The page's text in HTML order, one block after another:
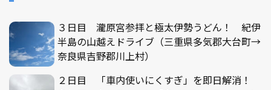
３日目 瀧原宮参拝と極太伊勢うどん！ 紀伊
半島の山越えドライブ（三重県多気郡大台町→
奈良県吉野郡川上村）
２日目 「車内使いにくすぎ」を即日解消！